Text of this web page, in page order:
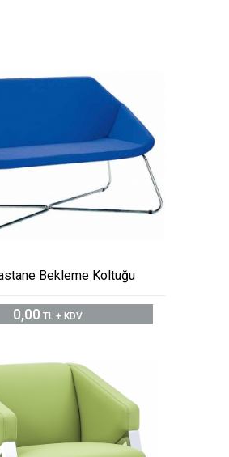
Bekleme Koltuğu
0,00 TL + KDV